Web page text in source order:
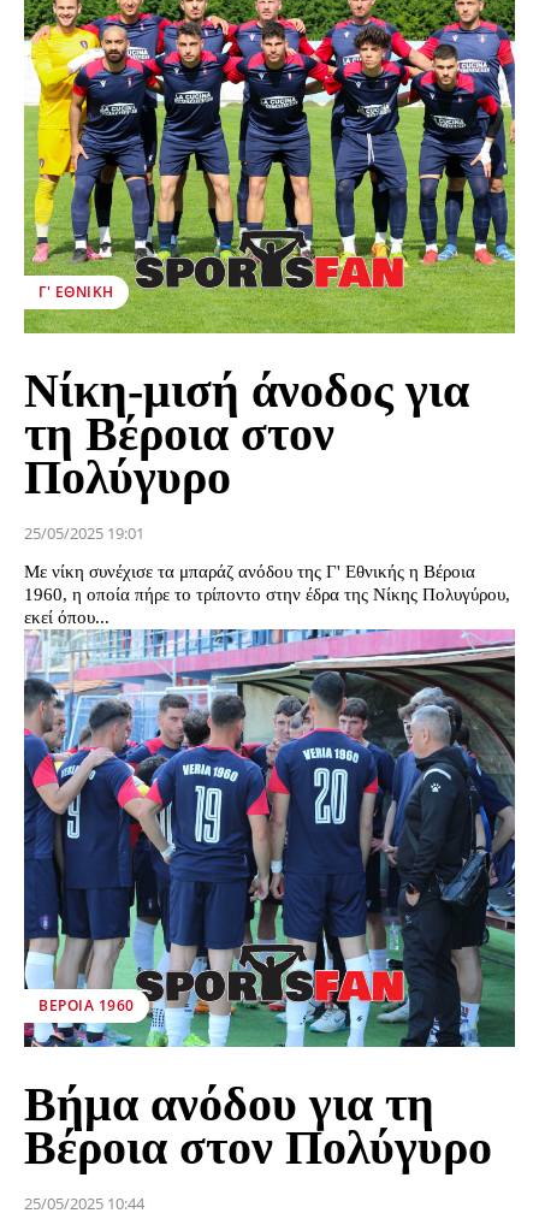
Γ' ΕΘΝΙΚΉ
Νίκη-μισή άνοδος για
τη Βέροια στον
Πολύγυρο
25/05/2025 19:01
Με νίκη συνέχισε τα μπαράζ ανόδου της Γ' Εθνικής η Βέροια
1960, η οποία πήρε το τρίποντο στην έδρα της Νίκης Πολυγύρου,
εκεί όπου...
ΒΕΡΟΙΑ 1960
Βήμα ανόδου για τη
Βέροια στον Πολύγυρο
25/05/2025 10:44